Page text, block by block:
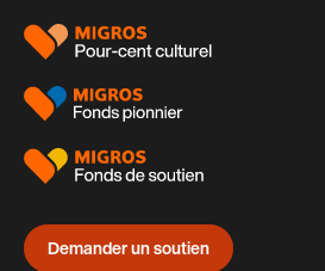
Demander un soutien